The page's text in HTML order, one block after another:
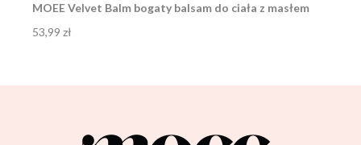
MOEE Velvet Balm bogaty balsam do ciała z masłem
Cena
53,99 zł